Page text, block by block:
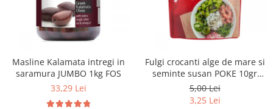
Masline Kalamata intregi in
saramura JUMBO 1kg FOS
33,29 Lei
Fulgi crocanti alge de mare si
seminte susan POKE 10gr
Saitaku
5,00 Lei
3,25 Lei